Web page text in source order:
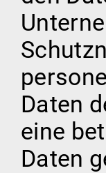
Daten
eine
Daten